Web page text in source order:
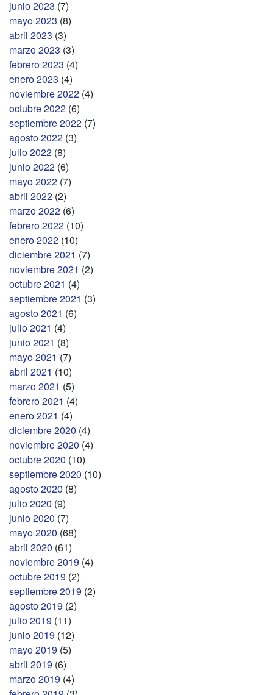
junio 2023 (7)
mayo 2023 (8)
abril 2023 (3)
marzo 2023 (3)
febrero 2023 (4)
enero 2023 (4)
noviembre 2022 (4)
octubre 2022 (6)
septiembre 2022 (7)
agosto 2022 (3)
julio 2022 (8)
junio 2022 (6)
mayo 2022 (7)
abril 2022 (2)
marzo 2022 (6)
febrero 2022 (10)
enero 2022 (10)
diciembre 2021 (7)
noviembre 2021 (2)
octubre 2021 (4)
septiembre 2021 (3)
agosto 2021 (6)
julio 2021 (4)
junio 2021 (8)
mayo 2021 (7)
abril 2021 (10)
marzo 2021 (5)
febrero 2021 (4)
enero 2021 (4)
diciembre 2020 (4)
noviembre 2020 (4)
octubre 2020 (10)
septiembre 2020 (10)
agosto 2020 (8)
julio 2020 (9)
junio 2020 (7)
mayo 2020 (68)
abril 2020 (61)
noviembre 2019 (4)
octubre 2019 (2)
septiembre 2019 (2)
agosto 2019 (2)
julio 2019 (11)
junio 2019 (12)
mayo 2019 (5)
abril 2019 (6)
marzo 2019 (4)